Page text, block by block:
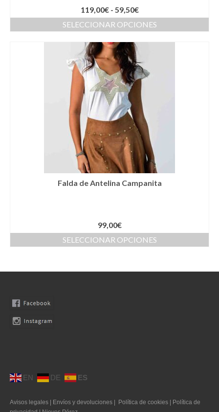
Pañuelos
Peinetas
Pendientes
Sombreros
Moda flamenca
Tallas grandes
0 productos
119,00€ - 59,50€
SELECCIONAR OPCIONES
Falda de Antelina Campanita
99,00€
SELECCIONAR OPCIONES
EN DE ES
Avisos legales | Envíos y devoluciones | Política de cookies | Política de